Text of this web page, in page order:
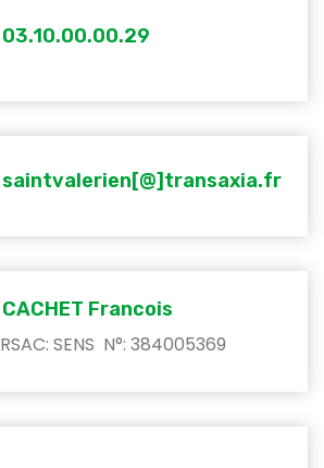
03.10.00.00.29
saintvalerien[@]transaxia.fr
CACHET Francois
RSAC: SENS N°: 384005369